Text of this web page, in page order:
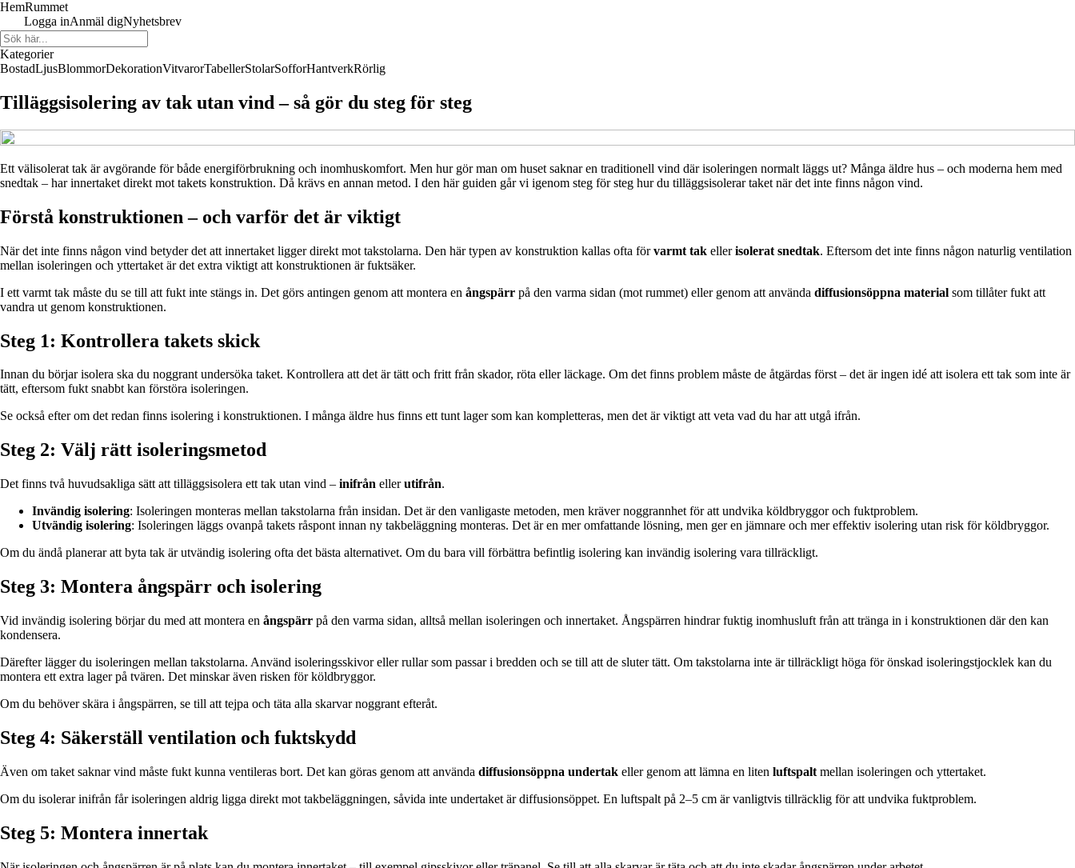
HemRummet
Logga inAnmäl digNyhetsbrev
Kategorier
BostadLjusBlommorDekorationVitvarorTabellerStolarSofforHantverkRörlig
Tilläggsisolering av tak utan vind – så gör du steg för steg
Ett välisolerat tak är avgörande för både energiförbrukning och inomhuskomfort. Men hur gör man om huset saknar en traditionell vind där isoleringen normalt läggs ut? Många äldre hus – och moderna hem med
snedtak – har innertaket direkt mot takets konstruktion. Då krävs en annan metod. I den här guiden går vi igenom steg för steg hur du tilläggsisolerar taket när det inte finns någon vind.
Förstå konstruktionen – och varför det är viktigt
När det inte finns någon vind betyder det att innertaket ligger direkt mot takstolarna. Den här typen av konstruktion kallas ofta förvarmt tak ellerisolerat snedtak. Eftersom det inte finns någon naturlig ventilation
mellan isoleringen och yttertaket är det extra viktigt att konstruktionen är fuktsäker.
I ett varmt tak måste du se till att fukt inte stängs in. Det görs antingen genom att montera en ångspärr på den varma sidan (mot rummet) eller genom att använda diffusionsöppna material som tillåter fukt att
vandra ut genom konstruktionen.
Steg 1: Kontrollera takets skick
Innan du börjar isolera ska du noggrant undersöka taket. Kontrollera att det är tätt och fritt från skador, röta eller läckage. Om det finns problem måste de åtgärdas först – det är ingen idé att isolera ett tak som inte är
tätt, eftersom fukt snabbt kan förstöra isoleringen.
Se också efter om det redan finns isolering i konstruktionen. I många äldre hus finns ett tunt lager som kan kompletteras, men det är viktigt att veta vad du har att utgå ifrån.
Steg 2: Välj rätt isoleringsmetod
Det finns två huvudsakliga sätt att tilläggsisolera ett tak utan vind – inifrån ellerutifrån.
Invändig isolering: Isoleringen monteras mellan takstolarna från insidan. Det är den vanligaste metoden, men kräver noggrannhet för att undvika köldbryggor och fuktproblem.
Utvändig isolering: Isoleringen läggs ovanpå takets råspont innan ny takbeläggning monteras. Det är en mer omfattande lösning, men ger en jämnare och mer effektiv isolering utan risk för köldbryggor.
Om du ändå planerar att byta tak är utvändig isolering ofta det bästa alternativet. Om du bara vill förbättra befintlig isolering kan invändig isolering vara tillräckligt.
Steg 3: Montera ångspärr och isolering
Vid invändig isolering börjar du med att montera en ångspärr på den varma sidan, alltså mellan isoleringen och innertaket. Ångspärren hindrar fuktig inomhusluft från att tränga in i konstruktionen där den kan
kondensera.
Därefter lägger du isoleringen mellan takstolarna. Använd isoleringsskivor eller rullar som passar i bredden och se till att de sluter tätt. Om takstolarna inte är tillräckligt höga för önskad isoleringstjocklek kan du
montera ett extra lager på tvären. Det minskar även risken för köldbryggor.
Om du behöver skära i ångspärren, se till att tejpa och täta alla skarvar noggrant efteråt.
Steg 4: Säkerställ ventilation och fuktskydd
Även om taket saknar vind måste fukt kunna ventileras bort. Det kan göras genom att använda diffusionsöppna undertak eller genom att lämna en liten luftspalt mellan isoleringen och yttertaket.
Om du isolerar inifrån får isoleringen aldrig ligga direkt mot takbeläggningen, såvida inte undertaket är diffusionsöppet. En luftspalt på 2–5 cm är vanligtvis tillräcklig för att undvika fuktproblem.
Steg 5: Montera innertak